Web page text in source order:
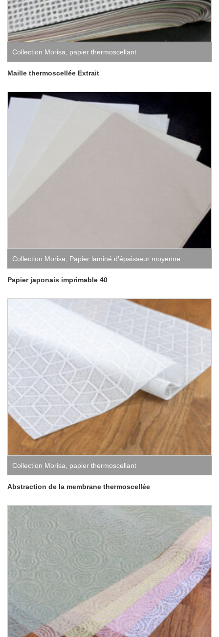
Collection Morisa, papier thermoscellant
Maille thermoscellée Extrait
Collection Morisa, Papier laminé d'épaisseur moyenne
Papier japonais imprimable 40
Collection Morisa, papier thermoscellant
Abstraction de la membrane thermoscellée